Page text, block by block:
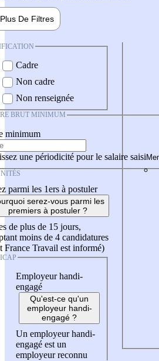
Plus De Filtres
Cadre
Non cadre
Non renseignée
BRUT MINIMUM
minimum
une périodicité pour le salaire saisi
parmi les 1ers à postuler
serez-vous parmi les
premiers à postuler ?
de plus de 15 jours,
moins de 4 candidatures
France Travail est informé)
Employeur handi-
engagé
Qu'est-ce qu'un
employeur handi-
engagé ?
Un employeur handi-
engagé est un
employeur reconnu